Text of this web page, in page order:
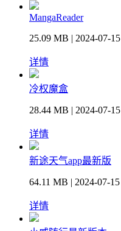
MangaReader
25.09 MB | 2024-07-15
详情
冷权魔盒
28.44 MB | 2024-07-15
详情
新途天气app最新版
64.11 MB | 2024-07-15
详情